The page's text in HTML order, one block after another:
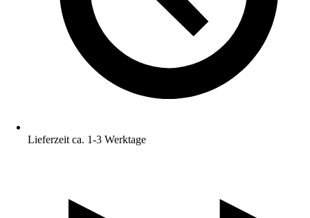
Lieferzeit ca. 1-3 Werktage